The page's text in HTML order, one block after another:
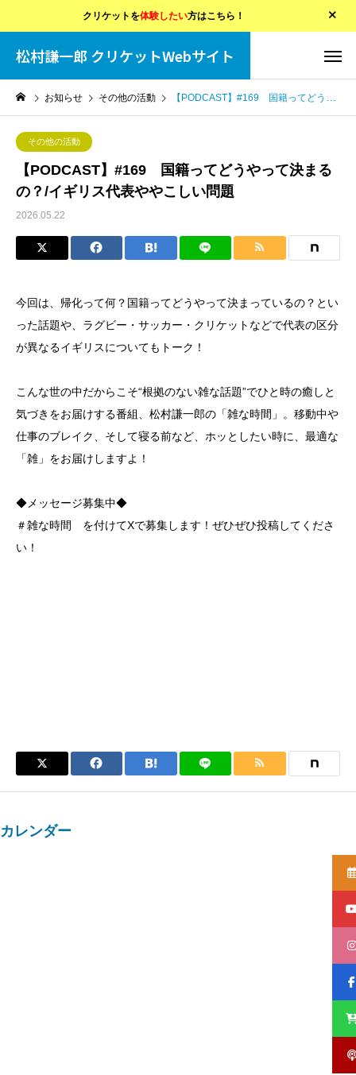
クリケットを体験したい方はこちら！
松村謙一郎 クリケットWebサイト
お知らせ その他の活動 【PODCAST】#169 国籍ってどうやって決まるの？/イギリス代表ややこしい問題
その他の活動
【PODCAST】#169 国籍ってどうやって決まる
の？/イギリス代表ややこしい問題
2026.05.22
今回は、帰化って何？国籍ってどうやって決まっているの？とい
った話題や、ラグビー・サッカー・クリケットなどで代表の区分
が異なるイギリスについてもトーク！
こんな世の中だからこそ“根拠のない雑な話題”でひと時の癒しと
気づきをお届けする番組、松村謙一郎の「雑な時間」。移動中や
仕事のブレイク、そして寝る前など、ホッとしたい時に、最適な
「雑」をお届けしますよ！
◆メッセージ募集中◆
＃雑な時間 を付けてXで募集します！ぜひぜひ投稿してくださ
い！
カレンダー